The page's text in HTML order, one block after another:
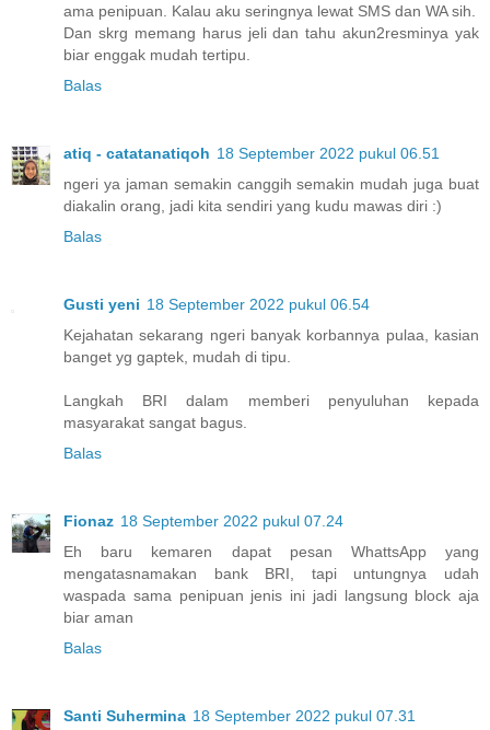
ama penipuan. Kalau aku seringnya lewat SMS dan WA sih.
Dan skrg memang harus jeli dan tahu akun2resminya yak
biar enggak mudah tertipu.
Balas
atiq - catatanatiqoh 18 September 2022 pukul 06.51
ngeri ya jaman semakin canggih semakin mudah juga buat
diakalin orang, jadi kita sendiri yang kudu mawas diri :)
Balas
Gusti yeni 18 September 2022 pukul 06.54
Kejahatan sekarang ngeri banyak korbannya pulaa, kasian
banget yg gaptek, mudah di tipu.
Langkah BRI dalam memberi penyuluhan kepada
masyarakat sangat bagus.
Balas
Fionaz 18 September 2022 pukul 07.24
Eh baru kemaren dapat pesan WhattsApp yang
mengatasnamakan bank BRI, tapi untungnya udah
waspada sama penipuan jenis ini jadi langsung block aja
biar aman
Balas
Santi Suhermina 18 September 2022 pukul 07.31